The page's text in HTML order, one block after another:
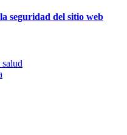
seguridad del sitio web